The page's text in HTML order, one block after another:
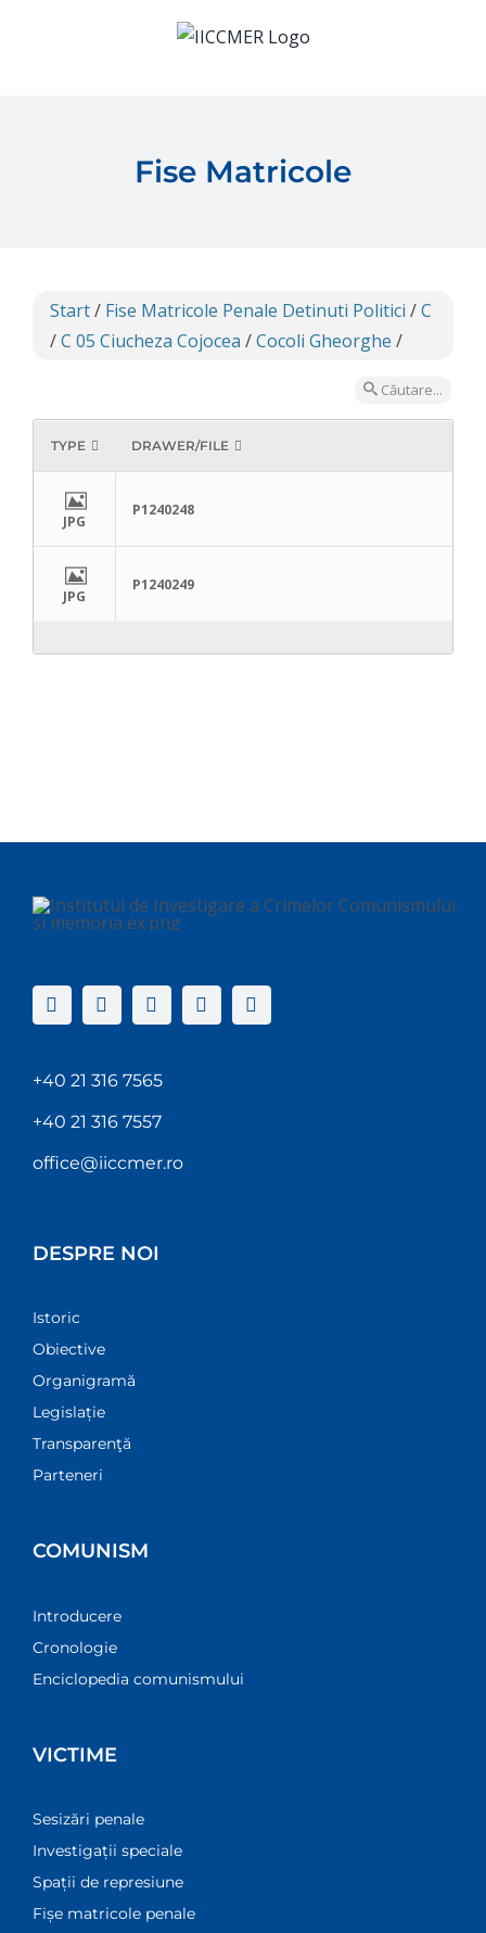
Fise Matricole
Start/ Fise Matricole Penale Detinuti Politici /C
/C 05 Ciucheza Cojocea /Cocoli Gheorghe /
Căutare...
TYPE DRAWER/FILE
JPG
P1240248
JPG
P1240249
+40 21 316 7565
+40 21 316 7557
office@iiccmer.ro
DESPRE NOI
Istoric
Obiective
Organigramă
Legislație
Transparenţă
Parteneri
COMUNISM
Introducere
Cronologie
Enciclopedia comunismului
VICTIME
Sesizări penale
Investigații speciale
Spații de represiune
Fișe matricole penale